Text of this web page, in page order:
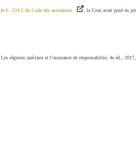
L. 124-5 du Code des assurances
, la Cour avait posé en
spéciaux et l’assurance de responsabilité, 4e éd.,